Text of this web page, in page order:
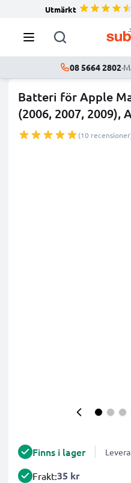
Utmärkt
08 5664 2802·
Batteri för Apple
(2006, 2007, 2009),
(10
Finns i lager
Frakt:35 kr